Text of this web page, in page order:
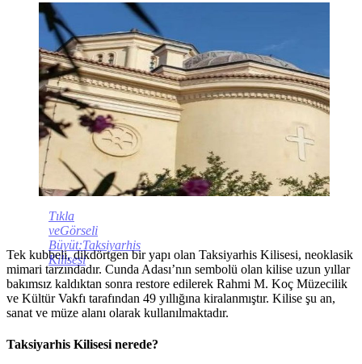
Tıkla
veGörseli
Büyüt:Taksiyarhis
Kilisesi
Tek kubbeli, dikdörtgen bir yapı olan Taksiyarhis Kilisesi, neoklasik
mimari tarzındadır. Cunda Adası’nın sembolü olan kilise uzun yıllar
bakımsız kaldıktan sonra restore edilerek Rahmi M. Koç Müzecilik
ve Kültür Vakfı tarafından 49 yıllığına kiralanmıştır. Kilise şu an,
sanat ve müze alanı olarak kullanılmaktadır.
Taksiyarhis Kilisesi nerede?